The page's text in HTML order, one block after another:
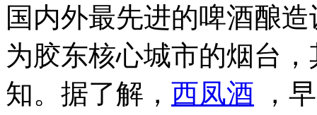
国内外最先进的啤酒酿
为胶东核心城市的烟台
知。据了解， 西凤酒 ，